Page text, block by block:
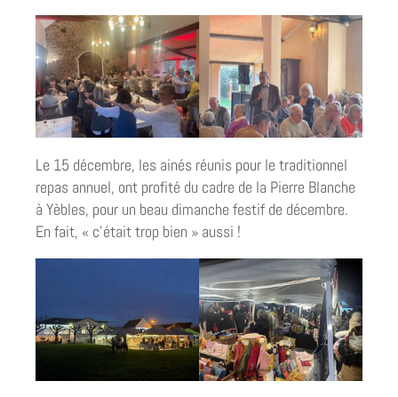
Le 15 décembre, les ainés réunis pour le traditionnel
repas annuel, ont profité du cadre de la Pierre Blanche
à Yèbles, pour un beau dimanche festif de décembre.
En fait, « c’était trop bien » aussi !